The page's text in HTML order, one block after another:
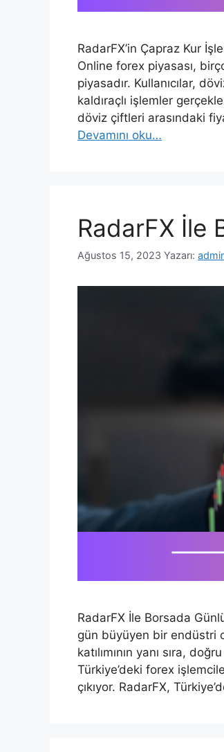
RadarFX’in Çapraz Kur
Online forex piyasası,
piyasadır. Kullanıcılar,
kaldıraçlı işlemler
döviz çiftleri arasındaki
Devamını oku…
RadarFX İle
Ağustos 15, 2023 Yazarı:
RadarFX İle Borsada
gün büyüyen bir endüstri
katılımının yanı sıra,
Türkiye’deki forex
çıkıyor. RadarFX,